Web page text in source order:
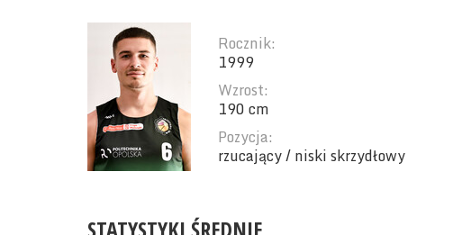
Rocznik:
1999
Wzrost:
190 cm
Pozycja:
rzucający / niski skrzydłowy